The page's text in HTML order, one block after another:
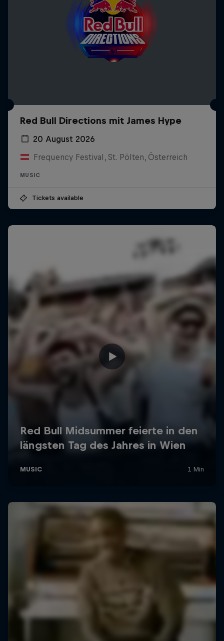
Red Bull Directions mit James Hype
20 August 2026
Frequency Festival, St. Pölten, Österreich
MUSIC
Tickets available